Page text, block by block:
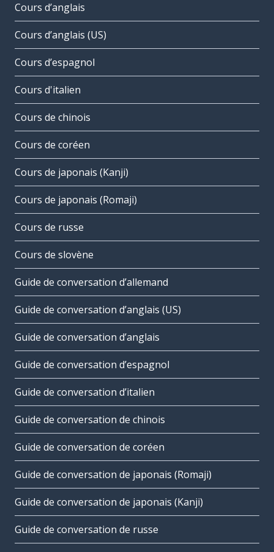
Cours d’anglais
Cours d’anglais (US)
Cours d’espagnol
Cours d'italien
Cours de chinois
Cours de coréen
Cours de japonais (Kanji)
Cours de japonais (Romaji)
Cours de russe
Cours de slovène
Guide de conversation d’allemand
Guide de conversation d’anglais (US)
Guide de conversation d’anglais
Guide de conversation d’espagnol
Guide de conversation d’italien
Guide de conversation de chinois
Guide de conversation de coréen
Guide de conversation de japonais (Romaji)
Guide de conversation de japonais (Kanji)
Guide de conversation de russe